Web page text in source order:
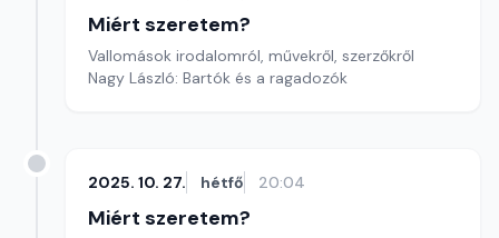
Miért szeretem?
Vallomások irodalomról, művekről, szerzőkről
Nagy László: Bartók és a ragadozók
2025. 10. 27. hétfő 20:04
Miért szeretem?